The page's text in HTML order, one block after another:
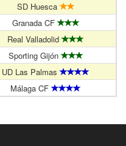
SD Huesca
Granada CF
Real Valladolid
Sporting Gijón
UD Las Palmas
Málaga CF